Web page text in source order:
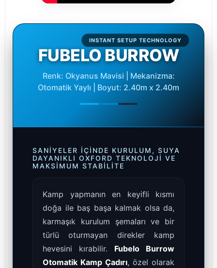
INSTANT SETUP TECHNOLOGY
FUBELO BURROW
Renk: Okyanus Mavisi | Mekanizma:
Otomatik Yaylı | Boyut: 2.40m x 2.40m
SANIYELER İÇINDE KURULUM, SUYA
DAYANIKLI OXFORD TEKNOLOJI VE
MAKSIMUM STABILITE
Kamp yapmanın en keyifli kısmı
doğa ile baş başa kalmak olsa da,
karmaşık kurulum şemaları ve bir
türlü oturmayan direkler kamp
hevesini kırabilir. Fubelo Burrow
Otomatik Kamp Çadırı, özel olarak